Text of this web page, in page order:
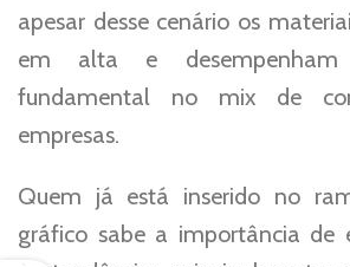
apesar desse cenário os
em alta e
fundamental no mix de
empresas.
Quem já está inserido no
gráfico sabe a importância de